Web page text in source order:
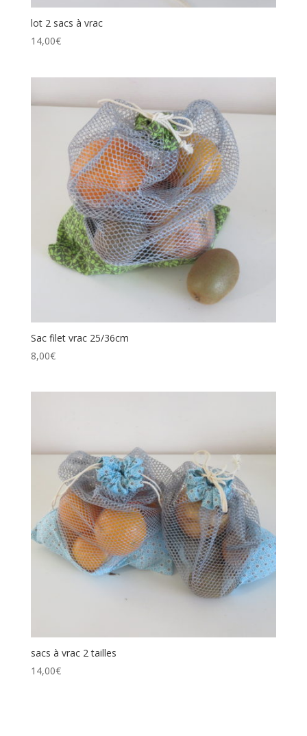
lot 2 sacs à vrac
14,00€
Sac filet vrac 25/36cm
8,00€
sacs à vrac 2 tailles
14,00€